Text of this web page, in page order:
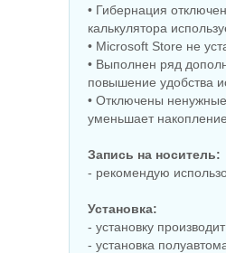
• Гибернация
калькулятора
• Microsoft Store не
• Выполнен ряд
повышение удобства
• Отключены
уменьшает
Запись на носитель:
- рекомендую
Установка:
- установку
- установка